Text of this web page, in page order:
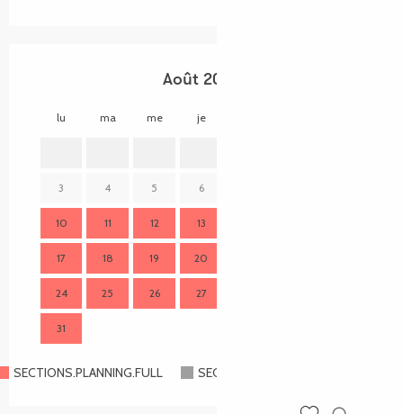
Août 2026
lu ma me je
3 4 5 6
10 11 12 13
17 18 19 20
24 25 26 27
31
SECTIONS.PLANNING.FULL SECTIONS.PLANNING.CLOSED